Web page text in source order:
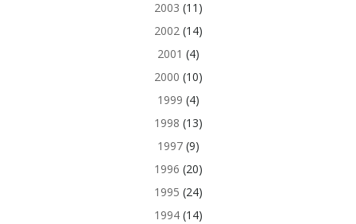
2003 (11)
2002(14)
2001 (4)
2000 (10)
1999 (4)
1998 (13)
1997(9)
1996 (20)
1995 (24)
1994(14)